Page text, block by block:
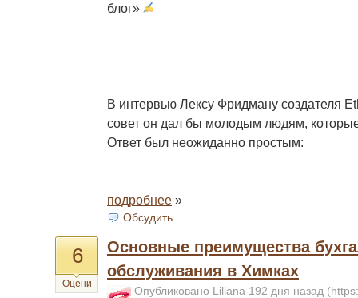
блог»
В интервью Лексу Фридману создателя
совет он дал бы молодым людям, которые
Ответ был неожиданно простым:
подробнее »
Обсудить
6
Оцени
Основные преимущества
обслуживания в Химках
Опубликовано Liliana 192 дня назад (